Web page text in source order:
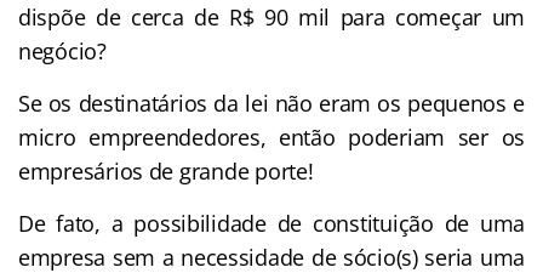
dispõe de cerca de R$ 90 mil para começar um
negócio?
Se os destinatários da lei não eram os pequenos e
micro empreendedores, então poderiam ser os
empresários de grande porte!
De fato, a possibilidade de constituição de uma
empresa sem a necessidade de sócio(s) seria uma